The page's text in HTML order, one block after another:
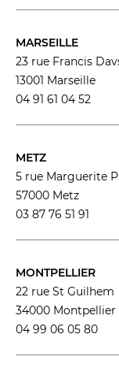
MARSEILLE
23 rue Francis
13001 Marseille
04 91 61 04 52
METZ
5 rue Marguerite
57000 Metz
03 87 76 51 91
MONTPELLIER
22 rue St Guilhem
34000 Montpellier
04 99 06 05 80